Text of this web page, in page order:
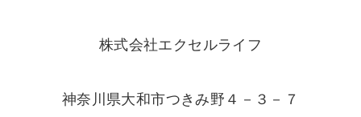
株式会社エクセルライフ
神奈川県大和市つきみ野４－３－７